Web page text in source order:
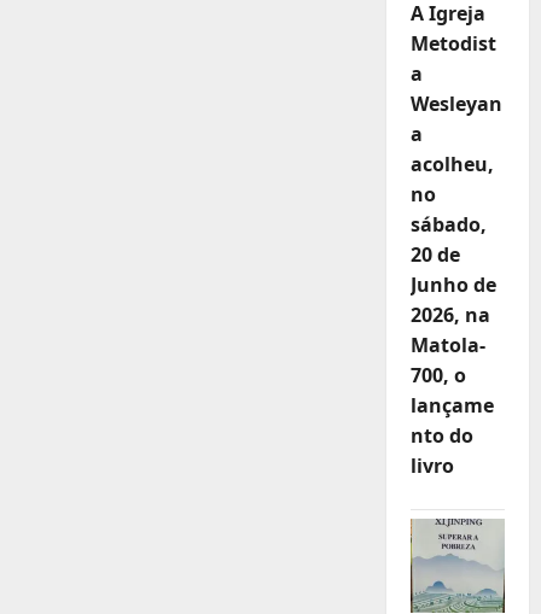
A Igreja
Metodist
a
Wesleyan
a
acolheu,
no
sábado,
20 de
Junho de
2026, na
Matola-
700, o
lançame
nto do
livro